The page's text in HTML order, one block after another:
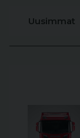
Uusimmat